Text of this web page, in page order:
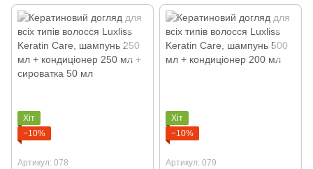
145 мл
Хіт
−10%
Артикул: 078
Хіт
−10%
Артикул: 079